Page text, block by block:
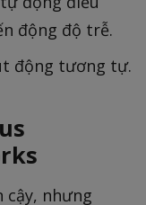
động độ trễ.
động tương tự.
cậy, nhưng